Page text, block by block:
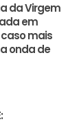
da Virgem
em
mais
onda de